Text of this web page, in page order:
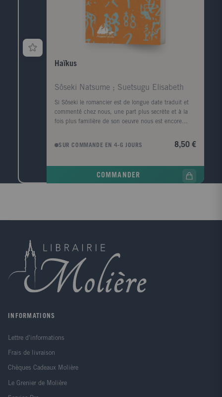
Haïkus
Sôseki Natsume ; Suetsugu Elisabeth
Si Sôseki le romancier est de longue date traduit et
commenté chez nous, une part plus secrète et à la
fois plus familière de son oeuvre nous est encore
jeunesse aux dernières années de sa vie: moments de
grâce, libérés de l'étouffante pression de la réalité, où
haikus, illustrés de peintures et calligraphies de
SUR COMMANDE EN 4-6 JOURS 8,50 €
COMMANDER
INFORMATIONS
Lettre d'informations
Frais de livraison
Chèques Cadeaux Molière
Le Grenier de Molière